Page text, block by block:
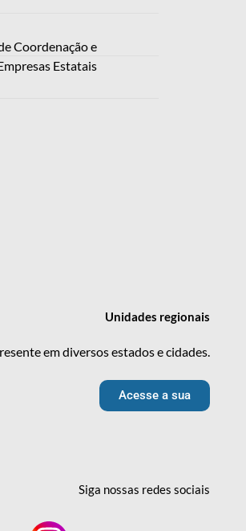
Coordenação e
Estatais
Unidades regionais
em diversos estados e cidades.
Acesse a sua
Siga nossas redessociais